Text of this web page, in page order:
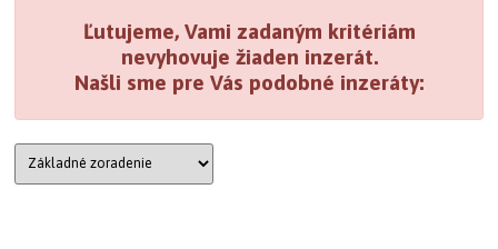
Ľutujeme, Vami zadaným kritériám
nevyhovuje žiaden inzerát.
Našli sme pre Vás podobné inzeráty: